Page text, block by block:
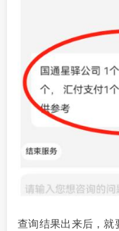
查询结果出来后，就